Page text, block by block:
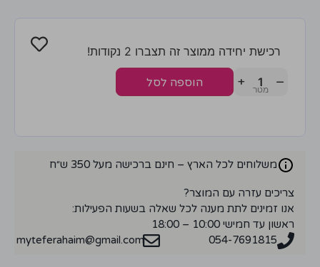
רכישת יחידה ממוצר זה תצברו 2 נקודות!
−
+ הוספה לסל
משלוחים לכל הארץ – חינם ברכישה מעל 350 ש״ח
צריכים עזרה עם המוצר?
אנו זמינים לתת מענה לכל שאלה בשעות הפעילות:
ראשון עד חמישי 10:00 – 18:00
054-7691815
myteferahaim@gmail.com